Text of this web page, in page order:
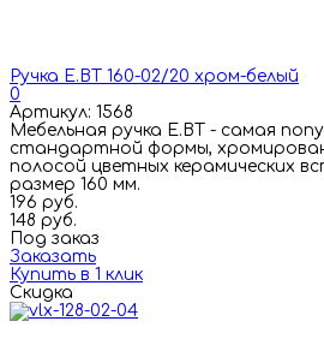
Ручка E.BT 160-02/20 хром-белый
0
Артикул: 1568
Мебельная ручка E.BT - самая
стандартной формы,
полосой цветных керамических
размер 160 мм.
196 руб.
148 руб.
Под заказ
Заказать
Купить в 1 клик
Скидка